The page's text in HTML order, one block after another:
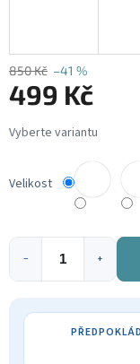
850 Kč –41 %
499 Kč
Měrná
cena:
Velikost
+
−